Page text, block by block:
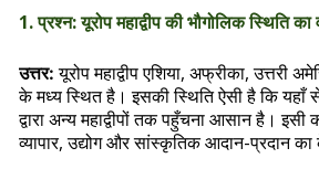
1. प्रश्न: यूरोप महाद्वीप की भौगोलिक स्थिति का
उत्तर:यूरोप महाद्वीप एशिया, अफ्रीका, उत्तरी
के मध्य स्थित है। इसकी स्थिति ऐसी है कि यहाँ से
द्वारा अन्य महाद्वीपों तक पहुँचना आसान है।
व्यापार, उद्योग और सांस्कृतिक आदान-प्रदान का